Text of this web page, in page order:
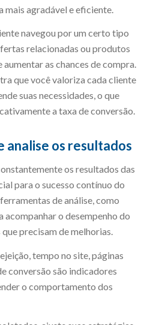
mais agradável e eficiente.
navegou por um certo tipo
relacionadas ou produtos
as chances de compra.
que você valoriza cada cliente
suas necessidades, o que
a taxa de conversão.
analise os resultados
os resultados das
para o sucesso contínuo do
de análise, como
acompanhar o desempenho do
precisam de melhorias.
tempo no site, páginas
conversão são indicadores
o comportamento dos